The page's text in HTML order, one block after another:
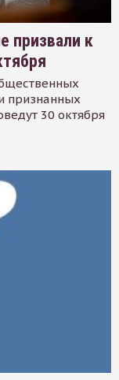
призвали к
признанных
30 октября